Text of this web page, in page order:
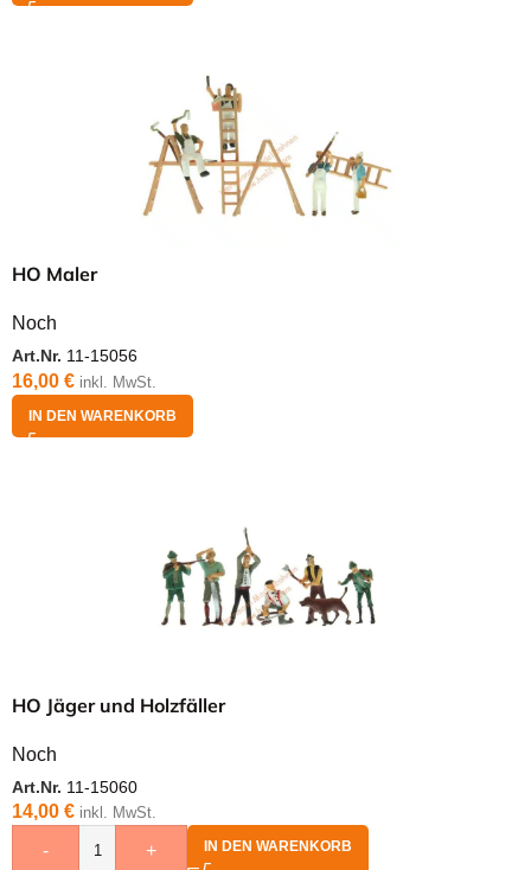
HO Maler
Noch
Art.Nr. 11-15056
16,00 € inkl. MwSt.
IN DEN WARENKORB
HO Jäger und Holzfäller
Noch
Art.Nr. 11-15060
14,00 € inkl. MwSt.
- + IN DEN WARENKORB